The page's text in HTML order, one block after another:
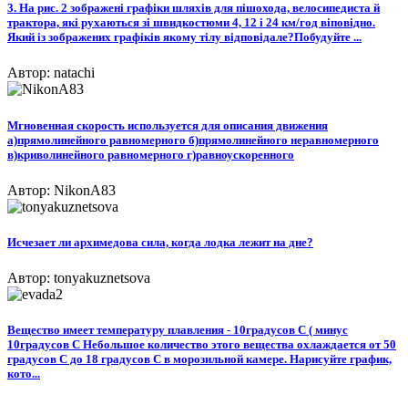
3. На рис. 2 зображені графіки шляхів для пішохода, велосипедиста й
трактора, які рухаються зі швидкостюми 4, 12 і 24 км/год віповідно.
Який із зображених графіків якому тілу відповідале?Побудуйте ...
Автор: natachi
Мгновенная скорость используется для описания движения
а)прямолинейного равномерного б)прямолинейного неравномерного
в)криволинейного равномерного г)равноускоренного
Автор: NikonA83
Исчезает ли архимедова сила, когда лодка лежит на дне?
Автор: tonyakuznetsova
Вещество имеет температуру плавления - 10градусов С ( минус
10градусов С Небольшое количество этого вещества охлаждается от 50
градусов С до 18 градусов С в морозильной камере. Нарисуйте график,
кото...